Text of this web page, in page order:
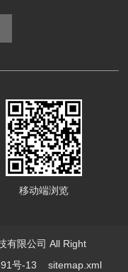
移动端浏览
有限公司 All Right
号-13 sitemap.xml